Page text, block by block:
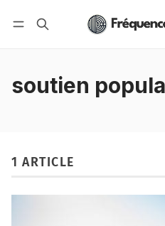
Nous
soutien
1 ARTICLE